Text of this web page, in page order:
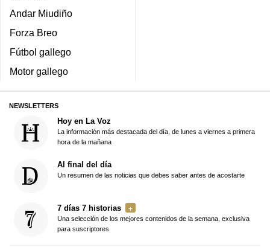
Andar Miudiño
Forza Breo
Fútbol gallego
Motor gallego
NEWSLETTERS
Hoy en La Voz
La información más destacada del día, de lunes a viernes a primera
hora de la mañana
Al final del día
Un resumen de las noticias que debes saber antes de acostarte
7 días 7 historias
Una selección de los mejores contenidos de la semana, exclusiva
para suscriptores